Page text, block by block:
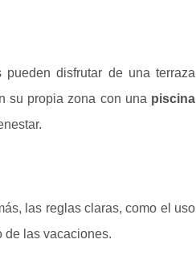
disfrutar de una terraza
su propia zona con una piscina
las reglas claras, como el uso
de las vacaciones.